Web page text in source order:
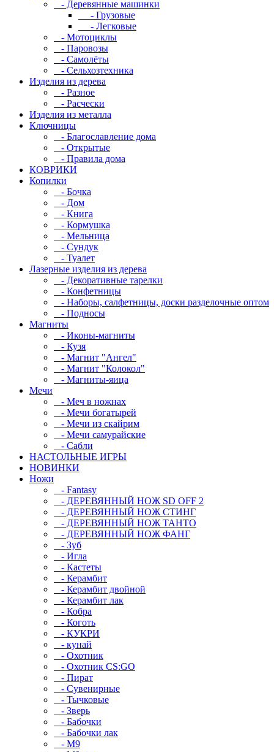
- Деревянные машинки
- Грузовые
- Легковые
- Мотоциклы
- Паровозы
- Самолёты
- Сельхозтехника
Изделия из дерева
- Разное
- Расчески
Изделия из металла
Ключницы
- Благославление дома
- Открытые
- Правила дома
КОВРИКИ
Копилки
- Бочка
- Дом
- Книга
- Кормушка
- Мельница
- Сундук
- Туалет
Лазерные изделия из дерева
- Декоративные тарелки
- Конфетницы
- Наборы, салфетницы, доски разделочные оптом
- Подносы
Магниты
- Иконы-магниты
- Кузя
- Магнит "Ангел"
- Магнит "Колокол"
- Магниты-яица
Мечи
- Меч в ножнах
- Мечи богатырей
- Мечи из скайрим
- Мечи самурайские
- Сабли
НАСТОЛЬНЫЕ ИГРЫ
НОВИНКИ
Ножи
- Fantasy
- ДЕРЕВЯННЫЙ НОЖ SD OFF 2
- ДЕРЕВЯННЫЙ НОЖ СТИНГ
- ДЕРЕВЯННЫЙ НОЖ ТАНТО
- ДЕРЕВЯННЫЙ НОЖ ФАНГ
- Зуб
- Игла
- Кастеты
- Керамбит
- Керамбит двойной
- Керамбит лак
- Кобра
- Коготь
- КУКРИ
- кунай
- Охотник
- Охотник CS:GO
- Пират
- Сувенирные
- Тычковые
- Зверь
- Бабочки
- Бабочки лак
- М9